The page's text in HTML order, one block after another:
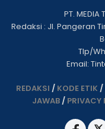
PT. MEDIA
Redaksi : Jl. Pangeran
Tlp/
Email:
REDAKSI / KODE ETIK /
JAWAB/ PRIVACY